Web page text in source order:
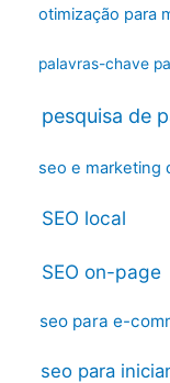
otimização para
palavras-chave
pesquisa de
seo e marketing
SEO local
SEO on-page
seo para e-
seo para